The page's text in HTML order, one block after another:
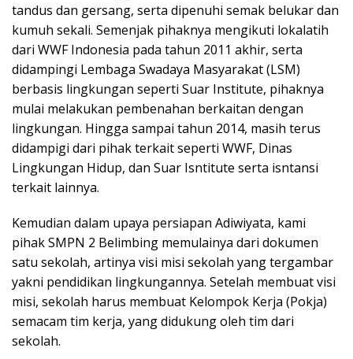
tandus dan gersang, serta dipenuhi semak belukar dan
kumuh sekali. Semenjak pihaknya mengikuti lokalatih
dari WWF Indonesia pada tahun 2011 akhir, serta
didampingi Lembaga Swadaya Masyarakat (LSM)
berbasis lingkungan seperti Suar Institute, pihaknya
mulai melakukan pembenahan berkaitan dengan
lingkungan. Hingga sampai tahun 2014, masih terus
didampigi dari pihak terkait seperti WWF, Dinas
Lingkungan Hidup, dan Suar Isntitute serta isntansi
terkait lainnya.
Kemudian dalam upaya persiapan Adiwiyata, kami
pihak SMPN 2 Belimbing memulainya dari dokumen
satu sekolah, artinya visi misi sekolah yang tergambar
yakni pendidikan lingkungannya. Setelah membuat visi
misi, sekolah harus membuat Kelompok Kerja (Pokja)
semacam tim kerja, yang didukung oleh tim dari
sekolah.